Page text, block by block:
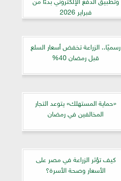
فبراير 2026
رسميًا.. الزراعة تخفض أسعار السلع
قبل رمضان 40%
«حماية المستهلك» يتوعد التجار
المخالفين في رمضان
كيف تؤثر الزراعة في مصر على
الأسعار وصحة الأسرة؟